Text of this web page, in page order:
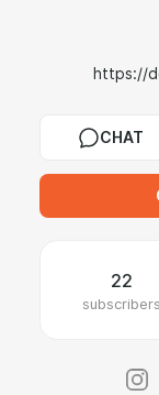
https://
CHAT
22
subscribers